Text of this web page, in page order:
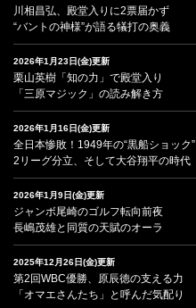
川相昌弘、殿堂入りに2票届かず
“バントの神様”が語る犠打の奥義
2026年1月23日(金)更新
栗山英樹「知の力」で殿堂入り
「三原マジック」の読み解き方
2026年1月16日(金)更新
全日本惨敗！1949年の“黒船ショック”
2リーグ分立、そして大谷翔平の時代
2026年1月9日(金)更新
ジャンボ尾崎のゴルフ転向前夜
長嶋茂雄と同質の天賦のオーラ
2025年12月26日(金)更新
第2回WBC優勝、原辰徳の支える力
「オマエさんたち」と呼んだ気配り